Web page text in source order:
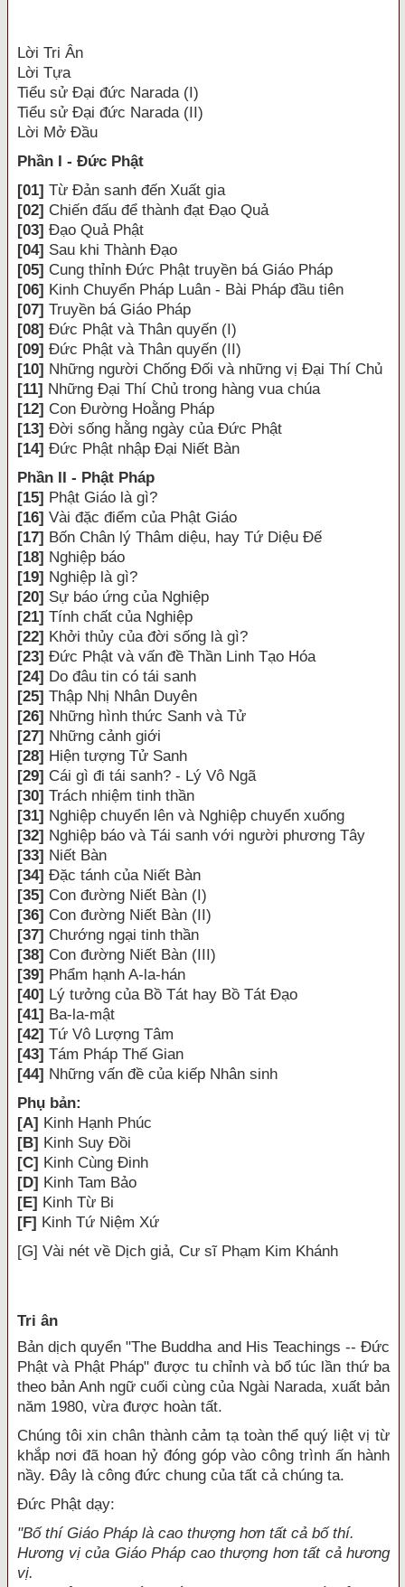
Lời Tri Ân
Lời Tựa
Tiểu sử Đại đức Narada (I)
Tiểu sử Đại đức Narada (II)
Lời Mở Đầu
Phần I - Đức Phật
[01] Từ Đản sanh đến Xuất gia
[02] Chiến đấu để thành đạt Đạo Quả
[03] Đạo Quả Phật
[04] Sau khi Thành Đạo
[05] Cung thỉnh Đức Phật truyền bá Giáo Pháp
[06] Kinh Chuyển Pháp Luân - Bài Pháp đầu tiên
[07] Truyền bá Giáo Pháp
[08] Đức Phật và Thân quyến (I)
[09] Đức Phật và Thân quyến (II)
[10] Những người Chống Đối và những vị Đại Thí Chủ
[11] Những Đại Thí Chủ trong hàng vua chúa
[12] Con Đường Hoằng Pháp
[13] Đời sống hằng ngày của Đức Phật
[14] Đức Phật nhập Đại Niết Bàn
Phần II - Phật Pháp
[15] Phật Giáo là gì?
[16] Vài đặc điểm của Phật Giáo
[17] Bốn Chân lý Thâm diệu, hay Tứ Diệu Đế
[18] Nghiệp báo
[19] Nghiệp là gì?
[20] Sự báo ứng của Nghiệp
[21] Tính chất của Nghiệp
[22] Khởi thủy của đời sống là gì?
[23] Đức Phật và vấn đề Thần Linh Tạo Hóa
[24] Do đâu tin có tái sanh
[25] Thập Nhị Nhân Duyên
[26] Những hình thức Sanh và Tử
[27] Những cảnh giới
[28] Hiện tượng Tử Sanh
[29] Cái gì đi tái sanh? - Lý Vô Ngã
[30] Trách nhiệm tinh thần
[31] Nghiệp chuyển lên và Nghiệp chuyển xuống
[32] Nghiệp báo và Tái sanh với người phương Tây
[33] Niết Bàn
[34] Đặc tánh của Niết Bàn
[35] Con đường Niết Bàn (I)
[36] Con đường Niết Bàn (II)
[37] Chướng ngại tinh thần
[38] Con đường Niết Bàn (III)
[39] Phẩm hạnh A-la-hán
[40] Lý tưởng của Bồ Tát hay Bồ Tát Đạo
[41] Ba-la-mật
[42] Tứ Vô Lượng Tâm
[43] Tám Pháp Thế Gian
[44] Những vấn đề của kiếp Nhân sinh
Phụ bản:
[A] Kinh Hạnh Phúc
[B] Kinh Suy Đồi
[C] Kinh Cùng Đinh
[D] Kinh Tam Bảo
[E] Kinh Từ Bi
[F] Kinh Tứ Niệm Xứ
[G] Vài nét về Dịch giả, Cư sĩ Phạm Kim Khánh
Tri ân
Bản dịch quyển "The Buddha and His Teachings -- Đức
Phật và Phật Pháp" được tu chỉnh và bổ túc lần thứ ba
theo bản Anh ngữ cuối cùng của Ngài Narada, xuất bản
năm 1980, vừa được hoàn tất.
Chúng tôi xin chân thành cảm tạ toàn thể quý liệt vị từ
khắp nơi đã hoan hỷ đóng góp vào công trình ấn hành
nầy. Đây là công đức chung của tất cả chúng ta.
Đức Phật dạy:
"Bố thí Giáo Pháp là cao thượng hơn tất cả bố thí.
Hương vị của Giáo Pháp cao thượng hơn tất cả hương
vị.